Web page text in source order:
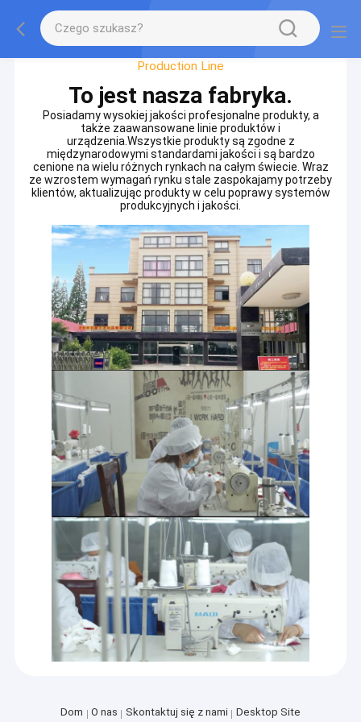
Factory Tour
Production Line
To jest nasza fabryka.
Posiadamy wysokiej jakości profesjonalne produkty, a
także zaawansowane linie produktów i
urządzenia.Wszystkie produkty są zgodne z
międzynarodowymi standardami jakości i są bardzo
cenione na wielu różnych rynkach na całym świecie. Wraz
ze wzrostem wymagań rynku stale zaspokajamy potrzeby
klientów, aktualizując produkty w celu poprawy systemów
produkcyjnych i jakości.
Dom O nas Skontaktuj się z nami Desktop Site